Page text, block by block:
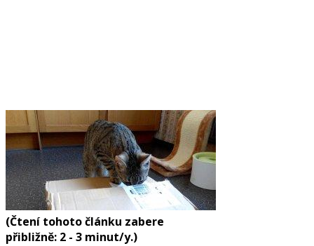
(Čtení tohoto článku zabere
přibližně: 2 - 3 minut/y.)